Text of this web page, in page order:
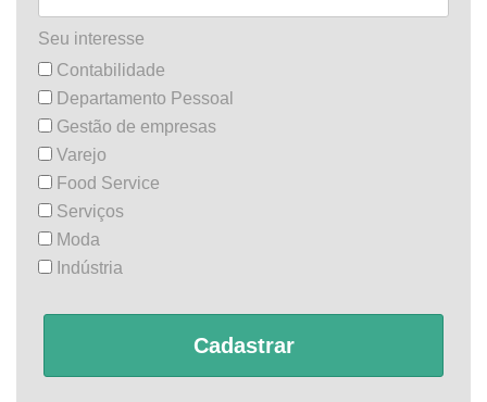
Seu interesse
Contabilidade
Departamento Pessoal
Gestão de empresas
Varejo
Food Service
Serviços
Moda
Indústria
Cadastrar